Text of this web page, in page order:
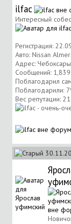
ilfac
Интересный
Регистрация:
Авто: Nissan
Адрес: Чебоксары
Сообщений: 1,839
Поблагодарил
Поблагодарили:
Вес репутации: